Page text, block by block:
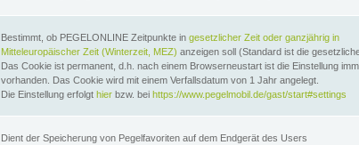
Bestimmt, ob PEGELONLINE Zeitpunkte in gesetzlicher Zeit oder ganzjährig in
Mitteleuropäischer Zeit (Winterzeit, MEZ) anzeigen soll (Standard ist die
Das Cookie ist permanent, d.h. nach einem Browserneustart ist die Einstellung
vorhanden. Das Cookie wird mit einem Verfallsdatum von 1 Jahr angelegt.
Die Einstellung erfolgt hier bzw. bei https://www.pegelmobil.de/gast/start#settings
Dient der Speicherung von Pegelfavoriten auf dem Endgerät des Users